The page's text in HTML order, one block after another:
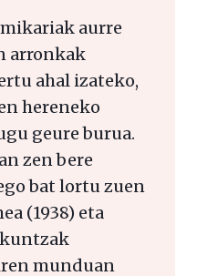
aurre
arronkak
ahal izateko,
hereneko
geure burua.
zen bere
bat lortu zuen
(1938) eta
munduan